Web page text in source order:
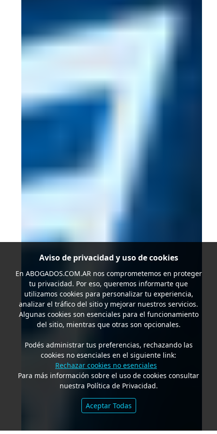
Aviso de privacidad y uso de cookies
En ABOGADOS.COM.ARnos comprometemos en proteger
tu privacidad. Por eso, queremos informarte que
utilizamos cookies para personalizar tu experiencia,
analizar el tráfico del sitio y mejorar nuestros servicios.
Algunas cookies son esenciales para el funcionamiento
del sitio, mientras que otras son opcionales.
Podés administrar tus preferencias, rechazando las
cookies no esenciales en el siguiente link:
Rechazar cookies no esenciales
Para más información sobre el uso de cookies consultar
nuestra Política de Privacidad.
Aceptar Todas